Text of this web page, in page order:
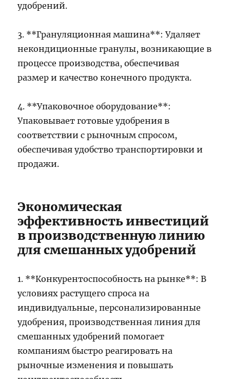
удобрений.
3. **Грануляционная машина**: Удаляет
некондиционные гранулы, возникающие в
процессе производства, обеспечивая
размер и качество конечного продукта.
4. **Упаковочное оборудование**:
Упаковывает готовые удобрения в
соответствии с рыночным спросом,
обеспечивая удобство транспортировки и
продажи.
Экономическая
эффективность инвестиций
в производственную линию
для смешанных удобрений
1. **Конкурентоспособность на рынке**: В
условиях растущего спроса на
индивидуальные, персонализированные
удобрения, производственная линия для
смешанных удобрений помогает
компаниям быстро реагировать на
рыночные изменения и повышать